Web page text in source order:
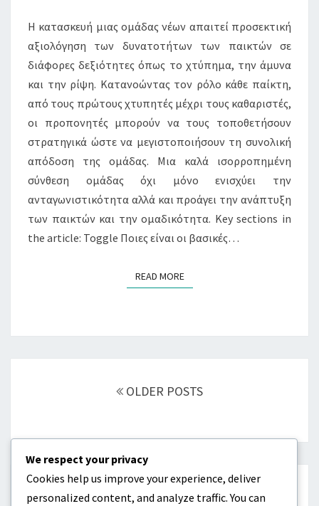
ΟΜΆΔΑΣ
Η κατασκευή μιας ομάδας νέων απαιτεί προσεκτική
αξιολόγηση των δυνατοτήτων των παικτών σε
διάφορες δεξιότητες όπως το χτύπημα, την άμυνα
και την ρίψη. Κατανοώντας τον ρόλο κάθε παίκτη,
από τους πρώτους χτυπητές μέχρι τους καθαριστές,
οι προπονητές μπορούν να τους τοποθετήσουν
στρατηγικά ώστε να μεγιστοποιήσουν τη συνολική
απόδοση της ομάδας. Μια καλά ισορροπημένη
σύνθεση ομάδας όχι μόνο ενισχύει την
ανταγωνιστικότητα αλλά και προάγει την ανάπτυξη
των παικτών και την ομαδικότητα. Key sections in
the article: Toggle Ποιες είναι οι βασικές…
READ MOREREAD MORE
OLDER POSTS
ΚΑΤΗΓΟΡΊΕΣ
We respect your privacy
Cookies help us improve your experience, deliver
personalized content, and analyze traffic. You can